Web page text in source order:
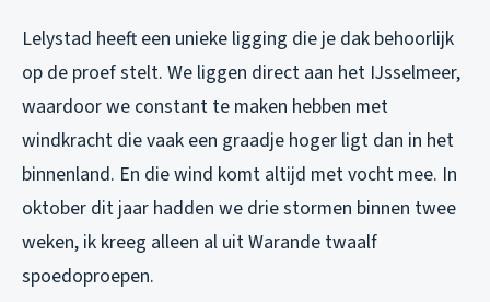
Lelystad heeft een unieke ligging die je dak behoorlijk
op de proef stelt. We liggen direct aan het IJsselmeer,
waardoor we constant te maken hebben met
windkracht die vaak een graadje hoger ligt dan in het
binnenland. En die wind komt altijd met vocht mee. In
oktober dit jaar hadden we drie stormen binnen twee
weken, ik kreeg alleen al uit Warande twaalf
spoedoproepen.